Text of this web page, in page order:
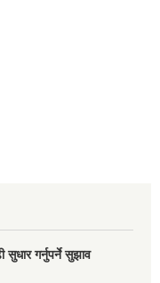
सुधार गर्नुपर्ने सुझाव